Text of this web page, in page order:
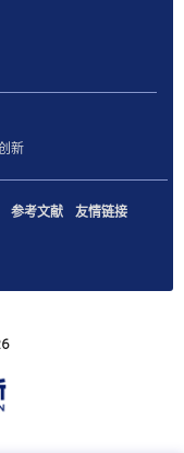
新
参考文献
友情链接